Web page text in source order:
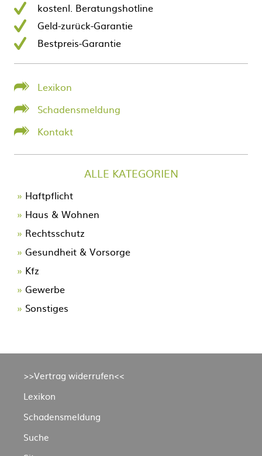
kostenl. Beratungshotline
Geld-zurück-Garantie
Bestpreis-Garantie
Lexikon
Schadensmeldung
Kontakt
ALLE KATEGORIEN
Navigation
überspringen
Haftpflicht
Haus & Wohnen
Rechtsschutz
Gesundheit & Vorsorge
Kfz
Gewerbe
Sonstiges
>>Vertrag widerrufen<<
Lexikon
Schadensmeldung
Suche